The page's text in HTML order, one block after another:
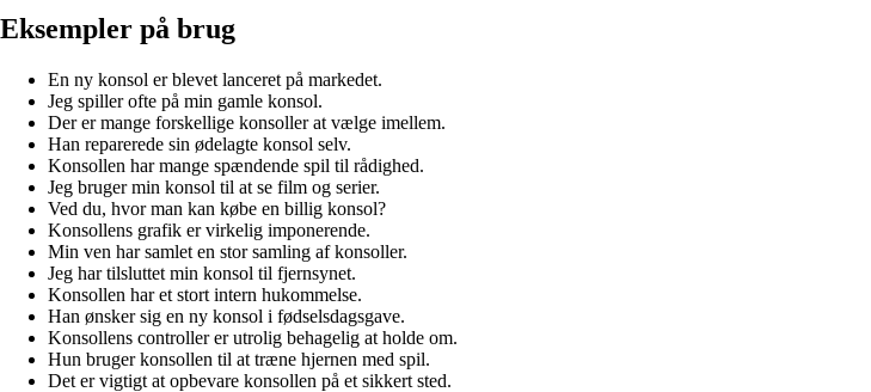
Eksempler på brug
En ny konsol er blevet lanceret på markedet.
Jeg spiller ofte på min gamle konsol.
Der er mange forskellige konsoller at vælge imellem.
Han reparerede sin ødelagte konsol selv.
Konsollen har mange spændende spil til rådighed.
Jeg bruger min konsol til at se film og serier.
Ved du, hvor man kan købe en billig konsol?
Konsollens grafik er virkelig imponerende.
Min ven har samlet en stor samling af konsoller.
Jeg har tilsluttet min konsol til fjernsynet.
Konsollen har et stort intern hukommelse.
Han ønsker sig en ny konsol i fødselsdagsgave.
Konsollens controller er utrolig behagelig at holde om.
Hun bruger konsollen til at træne hjernen med spil.
Det er vigtigt at opbevare konsollen på et sikkert sted.